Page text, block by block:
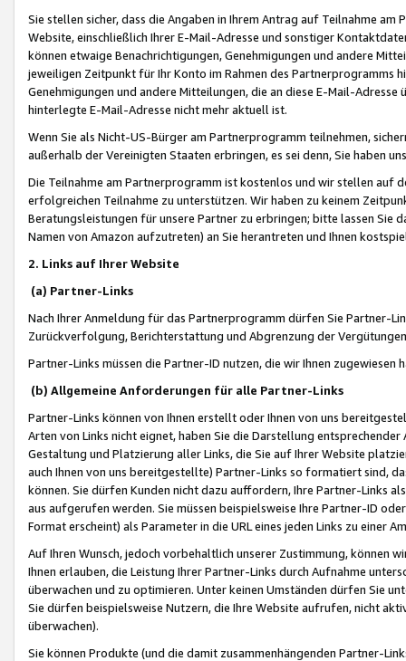
Sie stellen sicher, dass die Angaben in Ihrem Antrag auf Teilnahme
Website, einschließlich Ihrer E-Mail-Adresse und sonstiger
können etwaige Benachrichtigungen, Genehmigungen und andere
jeweiligen Zeitpunkt für Ihr Konto im Rahmen des Partnerprogramms
Genehmigungen und andere Mitteilungen, die an diese E-Mail-
hinterlegte E-Mail-Adresse nicht mehr aktuell ist.
Wenn Sie als Nicht-US-Bürger am Partnerprogramm teilnehmen,
außerhalb der Vereinigten Staaten erbringen, es sei denn, Sie haben
Die Teilnahme am Partnerprogramm ist kostenlos und wir stellen auf
erfolgreichen Teilnahme zu unterstützen. Wir haben zu keinem
Beratungsleistungen für unsere Partner zu erbringen; bitte lassen Sie
Namen von Amazon aufzutreten) an Sie herantreten und Ihnen
2. Links auf Ihrer Website
(a) Partner-Links
Nach Ihrer Anmeldung für das Partnerprogramm dürfen Sie Partner-
Zurückverfolgung, Berichterstattung und Abgrenzung der
Partner-Links müssen die Partner-ID nutzen, die wir Ihnen zugewiesen
(b) Allgemeine Anforderungen für alle Partner-Links
Partner-Links können von Ihnen erstellt oder Ihnen von uns
Arten von Links nicht eignet, haben Sie die Darstellung
Gestaltung und Platzierung aller Links, die Sie auf Ihrer Website
auch Ihnen von uns bereitgestellte) Partner-Links so formatiert sind,
können. Sie dürfen Kunden nicht dazu auffordern, Ihre Partner-Links
aus aufgerufen werden. Sie müssen beispielsweise Ihre Partner-ID
Format erscheint) als Parameter in die URL eines jeden Links zu einer
Auf Ihren Wunsch, jedoch vorbehaltlich unserer Zustimmung, können
Ihnen erlauben, die Leistung Ihrer Partner-Links durch Aufnahme
überwachen und zu optimieren. Unter keinen Umständen dürfen Sie
Sie dürfen beispielsweise Nutzern, die Ihre Website aufrufen, nicht
überwachen).
Sie können Produkte (und die damit zusammenhängenden Partner-